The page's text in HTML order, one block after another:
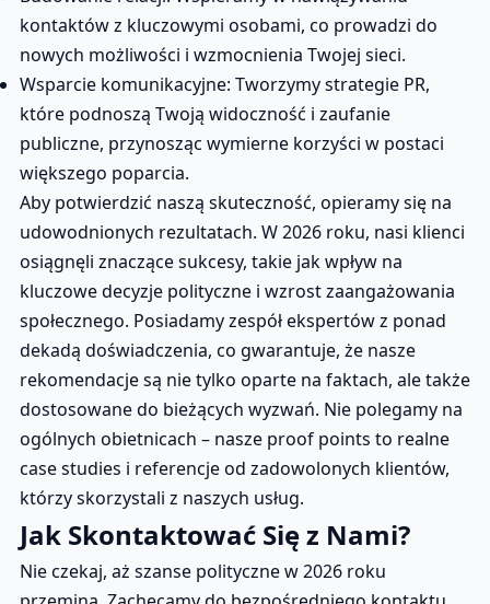
kontaktów z kluczowymi osobami, co prowadzi do
nowych możliwości i wzmocnienia Twojej sieci.
Wsparcie komunikacyjne: Tworzymy strategie PR,
które podnoszą Twoją widoczność i zaufanie
publiczne, przynosząc wymierne korzyści w postaci
większego poparcia.
Aby potwierdzić naszą skuteczność, opieramy się na
udowodnionych rezultatach. W 2026 roku, nasi klienci
osiągnęli znaczące sukcesy, takie jak wpływ na
kluczowe decyzje polityczne i wzrost zaangażowania
społecznego. Posiadamy zespół ekspertów z ponad
dekadą doświadczenia, co gwarantuje, że nasze
rekomendacje są nie tylko oparte na faktach, ale także
dostosowane do bieżących wyzwań. Nie polegamy na
ogólnych obietnicach – nasze proof points to realne
case studies i referencje od zadowolonych klientów,
którzy skorzystali z naszych usług.
Jak Skontaktować Się z Nami?
Nie czekaj, aż szanse polityczne w 2026 roku